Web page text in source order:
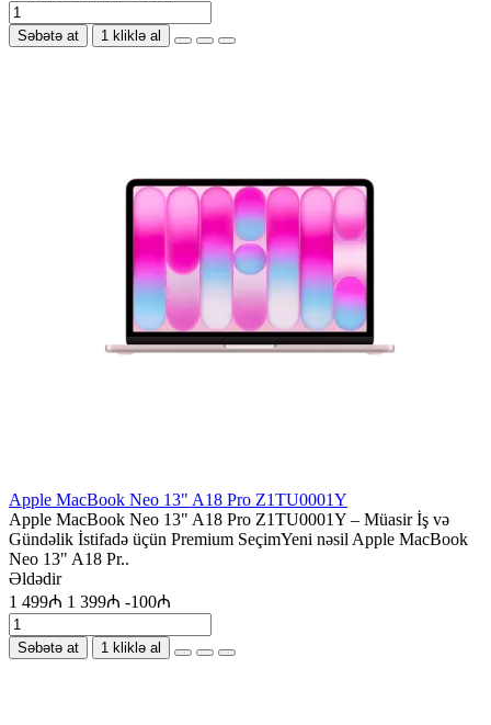
Səbətə at 1 kliklə al
Apple MacBook Neo 13" A18 Pro Z1TU0001Y
Apple MacBook Neo 13" A18 Pro Z1TU0001Y – Müasir İş və
Gündəlik İstifadə üçün Premium SeçimYeni nəsil Apple MacBook
Neo 13" A18 Pr..
Əldədir
1 499₼ 1 399₼ -100₼
Səbətə at 1 kliklə al